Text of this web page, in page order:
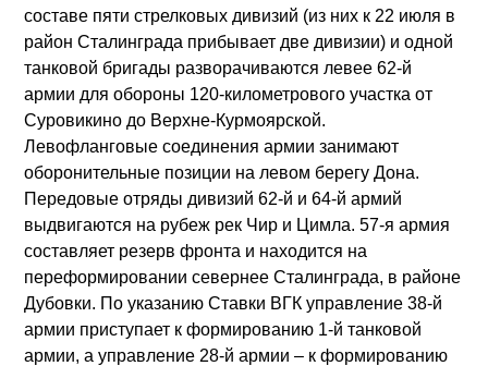
составе пяти стрелковых дивизий (из них к 22 июля в
район Сталинграда прибывает две дивизии) и одной
танковой бригады разворачиваются левее 62-й
армии для обороны 120-километрового участка от
Суровикино до Верхне-Курмоярской.
Левофланговые соединения армии занимают
оборонительные позиции на левом берегу Дона.
Передовые отряды дивизий 62-й и 64-й армий
выдвигаются на рубеж рек Чир и Цимла. 57-я армия
составляет резерв фронта и находится на
переформировании севернее Сталинграда, в районе
Дубовки. По указанию Ставки ВГК управление 38-й
армии приступает к формированию 1-й танковой
армии, а управление 28-й армии – к формированию